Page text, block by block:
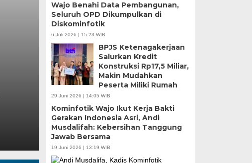
Wali Kota Munafri
Pangan Tinjau
Nelayan Merah
Rabu, 5 Agu 2026 - 07:32 WIB
MEDIASINERGI.CO MAKASSAR — Wali Kota
Koordinator Bidang Pangan, Zulkifli Hasan,
Wajo Benahi Data Pembangunan,
Seluruh OPD Dikumpulkan di
Diskominfotik
6 Juli 2026 | 15:23 WIB
BPJS Ketenagakerjaan
Salurkan Kredit
Konstruksi Rp17,5 Miliar,
Makin Mudahkan
Peserta Miliki Rumah
29 Juni 2026 | 14:05 WIB
Kominfotik Wajo Ikut Kerja Bakti
Gerakan Indonesia Asri, Andi
Musdalifah: Kebersihan Tanggung
Jawab Bersama
19 Juni 2026 | 13:19 WIB